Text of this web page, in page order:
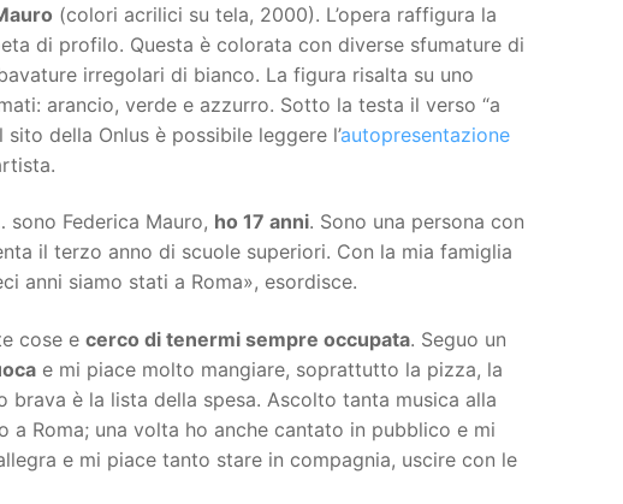
(colori acrilici su tela, 2000). L’opera raffigura la
di profilo. Questa è colorata con diverse sfumature di
irregolari di bianco. La figura risalta su uno
arancio, verde e azzurro. Sotto la testa il verso “a
sito della Onlus è possibile leggere l’autopresentazione
Federica Mauro, ho 17 anni. Sono una persona con
il terzo anno di scuole superiori. Con la mia famiglia
anni siamo stati a Roma», esordisce.
cose e cerco di tenermi sempre occupata. Seguo un
e mi piace molto mangiare, soprattutto la pizza, la
è la lista della spesa. Ascolto tanta musica alla
Roma; una volta ho anche cantato in pubblico e mi
e mi piace tanto stare in compagnia, uscire con le